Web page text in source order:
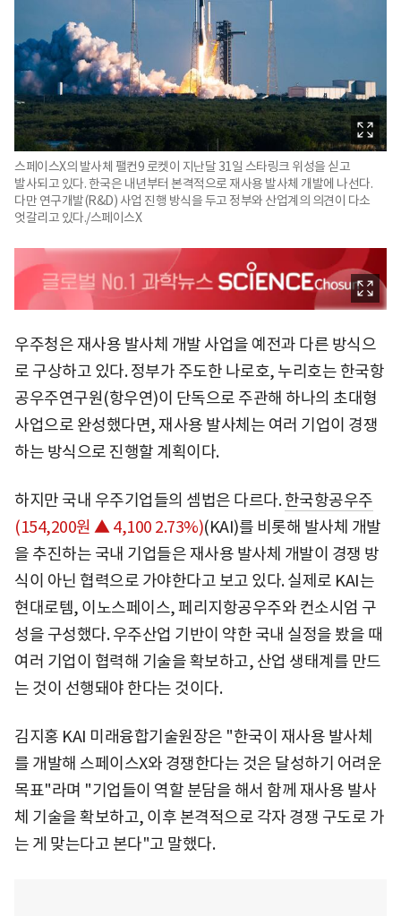
스페이스X의 발사체 팰컨9 로켓이 지난달 31일 스타링크 위성을 싣고
발사되고 있다. 한국은 내년부터 본격적으로 재사용 발사체 개발에 나선다.
다만 연구개발(R&D) 사업 진행 방식을 두고 정부와 산업계의 의견이 다소
엇갈리고 있다./스페이스X
우주청은 재사용 발사체 개발 사업을 예전과 다른 방식으
로 구상하고 있다. 정부가 주도한 나로호, 누리호는 한국항
공우주연구원(항우연)이 단독으로 주관해 하나의 초대형
사업으로 완성했다면, 재사용 발사체는 여러 기업이 경쟁
하는 방식으로 진행할 계획이다.
하지만 국내 우주기업들의 셈법은 다르다.한국항공우주
(154,200원 ▲ 4,100 2.73%)(KAI)를 비롯해 발사체 개발
을 추진하는 국내 기업들은 재사용 발사체 개발이 경쟁 방
식이 아닌 협력으로 가야한다고 보고 있다. 실제로 KAI는
현대로템, 이노스페이스, 페리지항공우주와 컨소시엄 구
성을 구성했다. 우주산업 기반이 약한 국내 실정을 봤을 때
여러 기업이 협력해 기술을 확보하고, 산업 생태계를 만드
는 것이 선행돼야 한다는 것이다.
김지홍 KAI 미래융합기술원장은 "한국이 재사용 발사체
를 개발해 스페이스X와 경쟁한다는 것은 달성하기 어려운
목표"라며 "기업들이 역할 분담을 해서 함께 재사용 발사
체 기술을 확보하고, 이후 본격적으로 각자 경쟁 구도로 가
는 게 맞는다고 본다"고 말했다.